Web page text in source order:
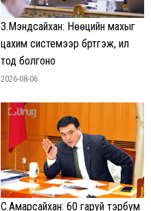
З.Мэндсайхан: Нөөцийн махыг
цахим системээр бүртгэж, ил
тод болгоно
2026-08-06
С.Амарсайхан: 60 гаруй тэрбум